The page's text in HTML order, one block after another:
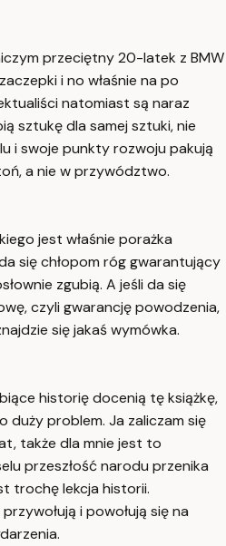
przeciętny 20-latek z BMW
i no właśnie na po
natomiast są naraz
sztukę dla samej sztuki, nie
i swoje punkty rozwoju pakują
a nie w przywództwo.
jest właśnie porażka
się chłopom róg gwarantujący
zgubią. A jeśli da się
czyli gwarancję powodzenia,
się jakaś wymówka.
historię docenią tę książkę,
duży problem. Ja zaliczam się
także dla mnie jest to
przeszłość narodu przenika
trochę lekcja historii.
i powołują się na